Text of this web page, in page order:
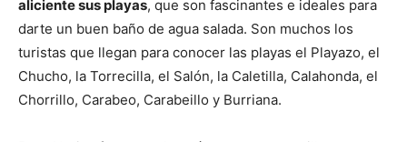
aliciente sus playas, que son fascinantes e ideales para
darte un buen baño de agua salada. Son muchos los
turistas que llegan para conocer las playas el Playazo, el
Chucho, la Torrecilla, el Salón, la Caletilla, Calahonda, el
Chorrillo, Carabeo, Carabeillo y Burriana.